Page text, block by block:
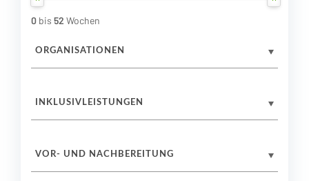
0 bis 52 Wochen
ORGANISATIONEN
INKLUSIVLEISTUNGEN
VOR- UND NACHBEREITUNG